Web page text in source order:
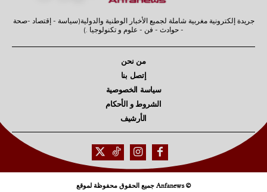
جريدة إلكترونية مغربية شاملة لجميع الأخبار الوطنية والدولية(سياسة - إقتصاد -صحة
- حوادث - فن - علوم و تكنولوجيا .)
من نحن
إتصل بنا
سياسة الخصوصية
الشروط و الأحكام
الأرشيف
© Anfanews جميع الحقوق محفوظة لموقع